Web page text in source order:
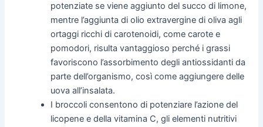
potenziate se viene aggiunto del succo di limone,
mentre l’aggiunta di olio extravergine di oliva agli
ortaggi ricchi di carotenoidi, come carote e
pomodori, risulta vantaggioso perché i grassi
favoriscono l’assorbimento degli antiossidanti da
parte dell’organismo, così come aggiungere delle
uova all’insalata.
I broccoli consentono di potenziare l’azione del
licopene e della vitamina C, gli elementi nutritivi